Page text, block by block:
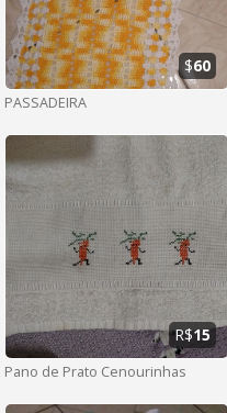
PASSADEIRA
$60
Pano de Prato Cenourinhas
R$15